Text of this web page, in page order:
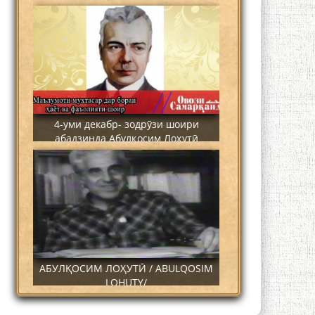
4-уми декабр- зодрӯзи шоири
абадзинда Абулқосим Лоҳутӣ
АБУЛҚОСИМ ЛОҲУТӢ / ABULQOSIM
LOHUTY/